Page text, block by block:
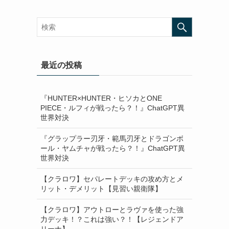
最近の投稿
『HUNTER×HUNTER・ヒソカとONE
PIECE・ルフィが戦ったら？！』ChatGPT異
世界対決
『グラップラー刃牙・範馬刃牙とドラゴンボ
ール・ヤムチャが戦ったら？！』ChatGPT異
世界対決
【クラロワ】セパレートデッキの攻め方とメ
リット・デメリット【見習い親衛隊】
【クラロワ】アウトローとラヴァを使った強
力デッキ！？これは強い？！【レジェンドア